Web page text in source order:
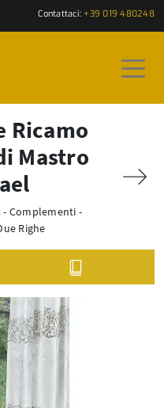
Contattaci: +39 019 480248
Ricamo
Mastro
- Complementi -
Righe